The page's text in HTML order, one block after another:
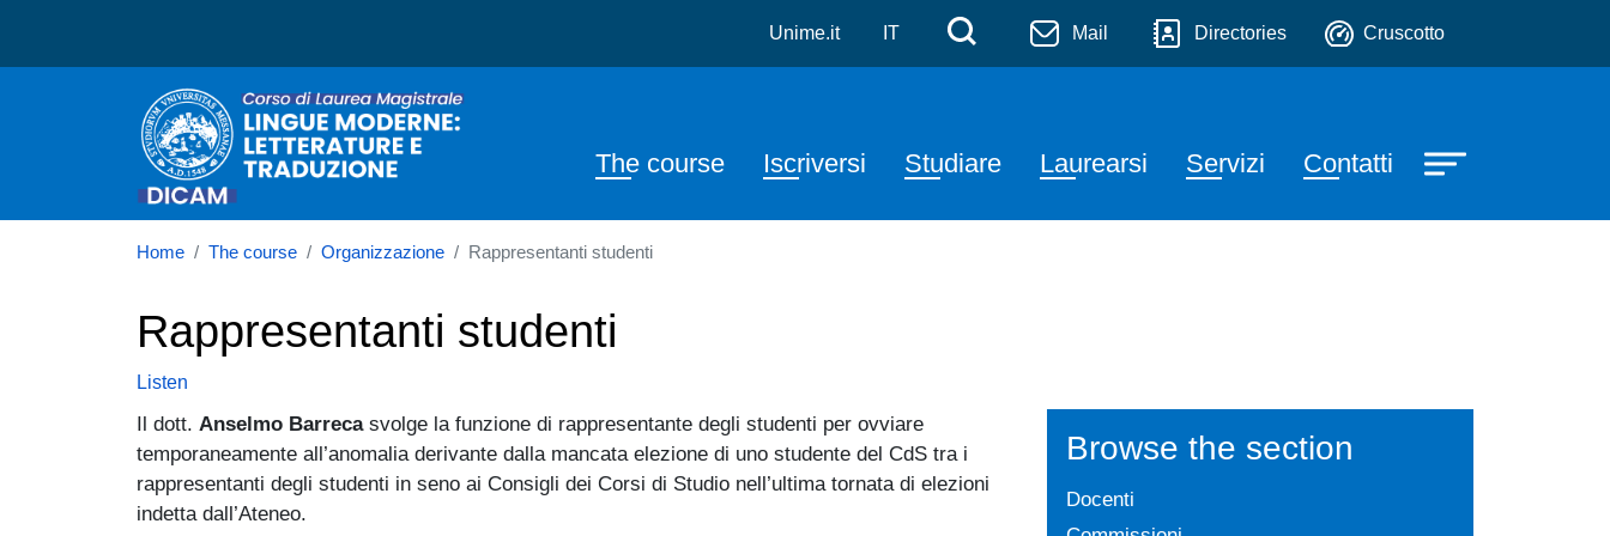
Skip to main content
Corso di laurea in Lingue Moderne: Letterature e Traduzione
Unime.it IT Menù di servizio
Cerca Mail Directories Cruscotto
Navigazione principale
The course Iscriversi Studiare Laurearsi Servizi Contatti
Home The course Organizzazione Rappresentanti studenti
Rappresentanti studenti
Listen
Il dott. Anselmo Barreca svolge la funzione di rappresentante degli studenti per ovviare
temporaneamente all’anomalia derivante dalla mancata elezione di uno studente del CdS tra i
rappresentanti degli studenti in seno ai Consigli dei Corsi di Studio nell’ultima tornata di elezioni
indetta dall’Ateneo.
Browse the section
Docenti